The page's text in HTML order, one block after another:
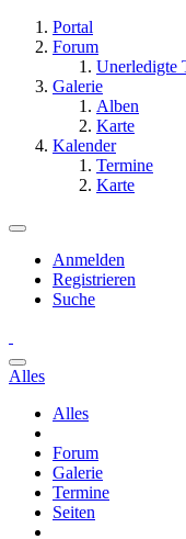
Portal
Forum
Unerledigte
Galerie
Alben
Karte
Kalender
Termine
Karte
Anmelden
Registrieren
Suche
Alles
Alles
Forum
Galerie
Termine
Seiten